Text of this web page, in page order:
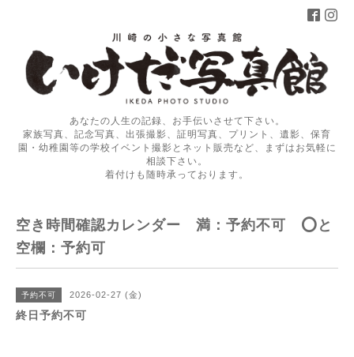
あなたの人生の記録、お手伝いさせて下さい。
家族写真、記念写真、出張撮影、証明写真、プリント、遺影、保育
園・幼稚園等の学校イベント撮影とネット販売など、まずはお気軽に
相談下さい。
着付けも随時承っております。
空き時間確認カレンダー 満：予約不可 ⭕️と
空欄：予約可
予約不可 2026-02-27 (金)
終日予約不可